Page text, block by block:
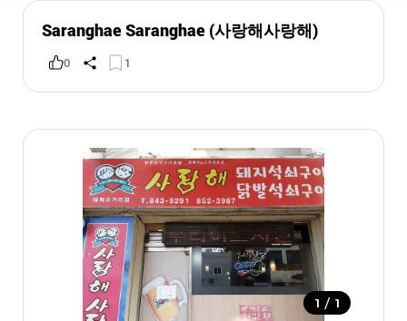
Saranghae Saranghae (사랑해사랑해)
0 1
1 / 1